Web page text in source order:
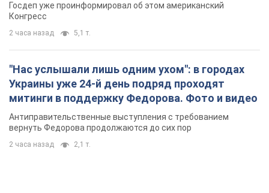
Госдеп уже проинформировал об этом американский
Конгресс
2 часа назад 5,1 т.
"Нас услышали лишь одним ухом": в городах
Украины уже 24-й день подряд проходят
митинги в поддержку Федорова. Фото и видео
Антиправительственные выступления с требованием
вернуть Федорова продолжаются до сих пор
2 часа назад 2,1 т.